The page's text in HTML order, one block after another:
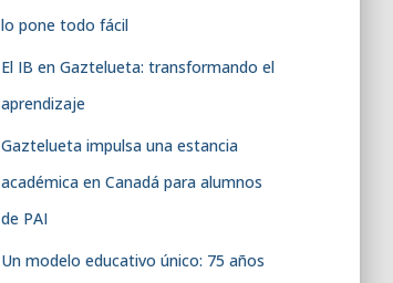
lo pone todo fácil
El IB en Gaztelueta: transformando el
aprendizaje
Gaztelueta impulsa una estancia
académica en Canadá para alumnos
de PAI
Un modelo educativo único: 75 años